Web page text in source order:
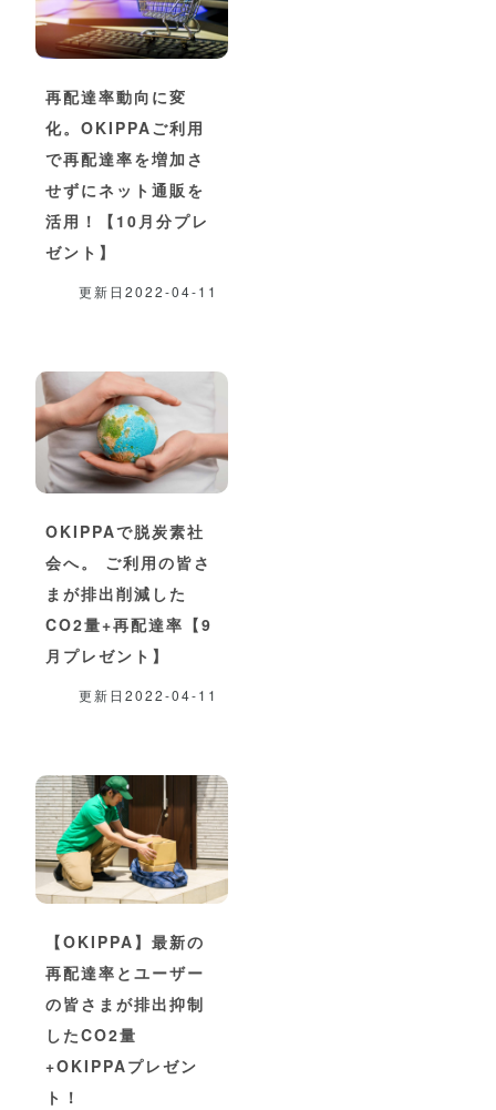
再配達率動向に変
化。OKIPPAご利用
で再配達率を増加さ
せずにネット通販を
活用！【10月分プレ
ゼント】
更新日2022-04-11
OKIPPAで脱炭素社
会へ。 ご利用の皆さ
まが排出削減した
CO2量+再配達率【9
月プレゼント】
更新日2022-04-11
【OKIPPA】最新の
再配達率とユーザー
の皆さまが排出抑制
したCO2量
+OKIPPAプレゼン
ト！